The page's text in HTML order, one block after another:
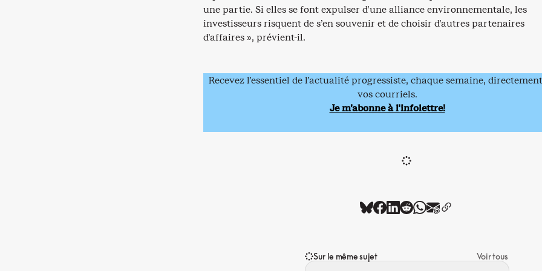
une partie. Si elles se font expulser d’une alliance environnementale, les
investisseurs risquent de s’en souvenir et de choisir d’autres partenaires
d’affaires », prévient-il.
Recevez l’essentiel de l’actualité progressiste, chaque semaine,
vos courriels.
Je m’abonne à l’infolettre!
Sur le même sujet
Voir tous